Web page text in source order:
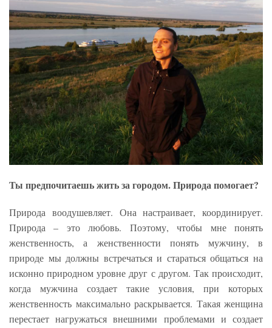
Ты предпочитаешь жить за городом. Природа помогает?
Природа воодушевляет. Она настраивает, координирует.
Природа – это любовь. Поэтому, чтобы мне понять
женственность, а женственности понять мужчину, в
природе мы должны встречаться и стараться общаться на
исконно природном уровне друг с другом. Так происходит,
когда мужчина создает такие условия, при которых
женственность максимально раскрывается. Такая женщина
перестает нагружаться внешними проблемами и создает